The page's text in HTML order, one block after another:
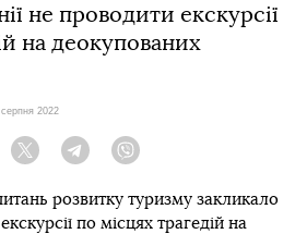
не проводити екскурсії
на деокупованих
2022
Twitter Telegram
розвитку туризму закликало
по місцях трагедій на